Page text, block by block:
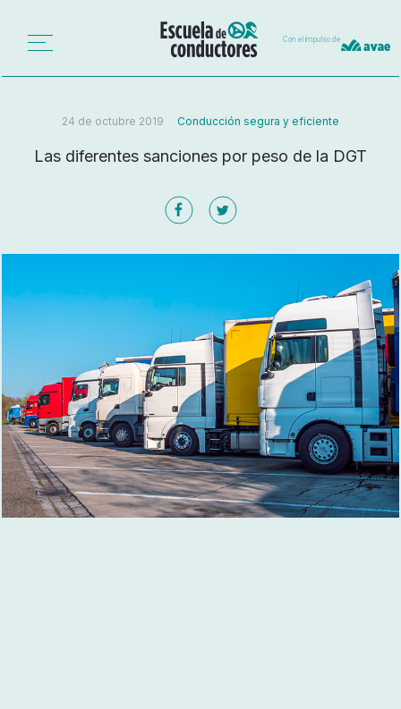
Con el impulso de
24 de octubre 2019 Conducción segura y eficiente
Las diferentes sanciones por peso de la DGT